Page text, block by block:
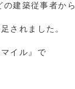
建築従事者から
されました。
イル』で